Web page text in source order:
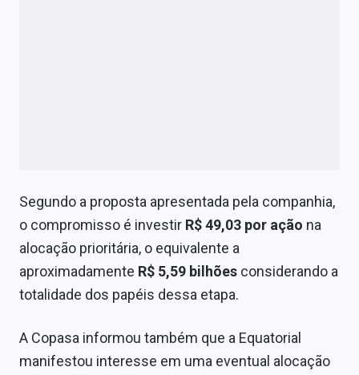
Segundo a proposta apresentada pela companhia,
o compromisso é investir R$ 49,03 por ação na
alocação prioritária, o equivalente a
aproximadamente R$ 5,59 bilhões considerando a
totalidade dos papéis dessa etapa.
A Copasa informou também que a Equatorial
manifestou interesse em uma eventual alocação